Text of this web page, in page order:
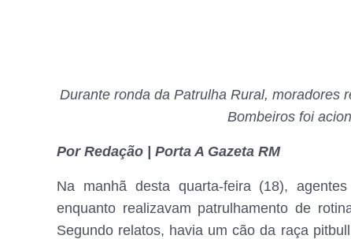
Durante ronda da Patrulha Rural, moradores
Bombeiros foi
Por Redação | Porta A Gazeta RM
Na manhã desta quarta-feira (18),
enquanto realizavam patrulhamento de
Segundo relatos, havia um cão da raça